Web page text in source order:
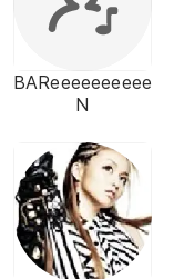
BAReeeeeeeeee
N